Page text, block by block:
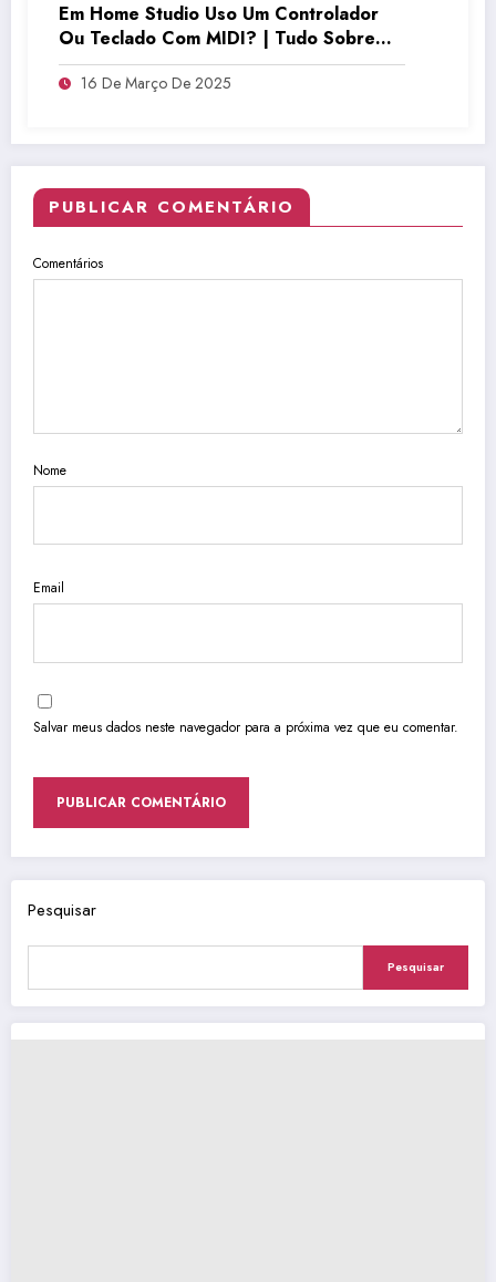
Em Home Studio Uso Um Controlador
Ou Teclado Com MIDI? | Tudo Sobre
Teclado Musical
16 De Março De 2025
PUBLICAR COMENTÁRIO
Comentários
Nome
Email
Salvar meus dados neste navegador para a próxima vez que eu comentar.
Pesquisar
Pesquisar